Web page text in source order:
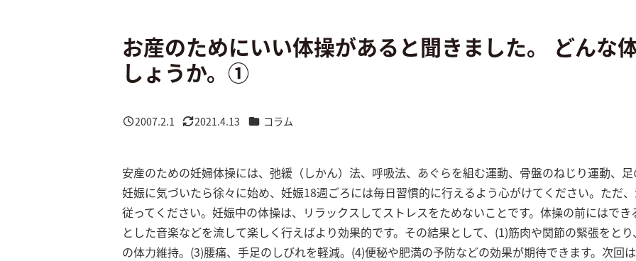
お産のためにいい体操があると聞きました。 どんな
しょうか。①
投稿日
2007.2.1
更新日
2021.4.13 カテゴリー
コラム
安産のための妊婦体操には、弛緩（しかん）法、呼吸法、あぐらを組む運動、骨盤のねじり運動、
妊娠に気づいたら徐々に始め、妊娠18週ごろには毎日習慣的に行えるよう心がけてください。ただ
従ってください。妊娠中の体操は、リラックスしてストレスをためないことです。体操の前にはで
とした音楽などを流して楽しく行えばより効果的です。その結果として、(1)筋肉や関節の緊張をと
の体力維持。(3)腰痛、手足のしびれを軽減。(4)便秘や肥満の予防などの効果が期待できます。次回